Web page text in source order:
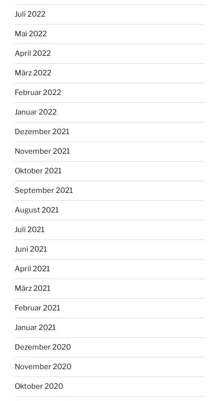
Juli 2022
Mai 2022
April 2022
März 2022
Februar 2022
Januar 2022
Dezember 2021
November 2021
Oktober 2021
September 2021
August 2021
Juli 2021
Juni 2021
April 2021
März 2021
Februar 2021
Januar 2021
Dezember 2020
November 2020
Oktober 2020